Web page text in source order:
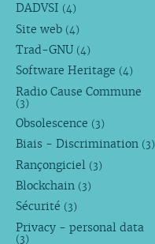
DADVSI (4)
Site web (4)
Trad-GNU (4)
Software Heritage (4)
Radio Cause Commune
(3)
Obsolescence (3)
Biais - Discrimination (3)
Rançongiciel (3)
Blockchain (3)
Sécurité (3)
Privacy - personal data
(3)